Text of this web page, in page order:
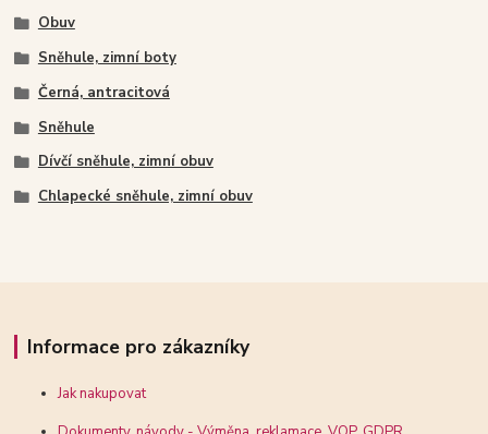
Obuv
Sněhule, zimní boty
Černá, antracitová
Sněhule
Dívčí sněhule, zimní obuv
Chlapecké sněhule, zimní obuv
Informace pro zákazníky
Jak nakupovat